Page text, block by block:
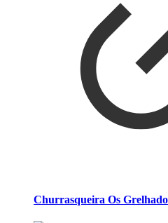
Churrasqueira Os